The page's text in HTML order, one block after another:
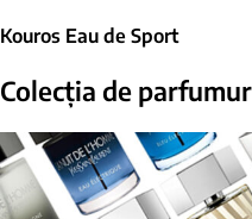
Kouros Eau de Sport
Colecția de